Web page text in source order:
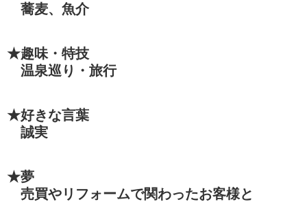
蕎麦、魚介
★趣味・特技
温泉巡り・旅行
★好きな言葉
誠実
★夢
売買やリフォームで関わったお客様と